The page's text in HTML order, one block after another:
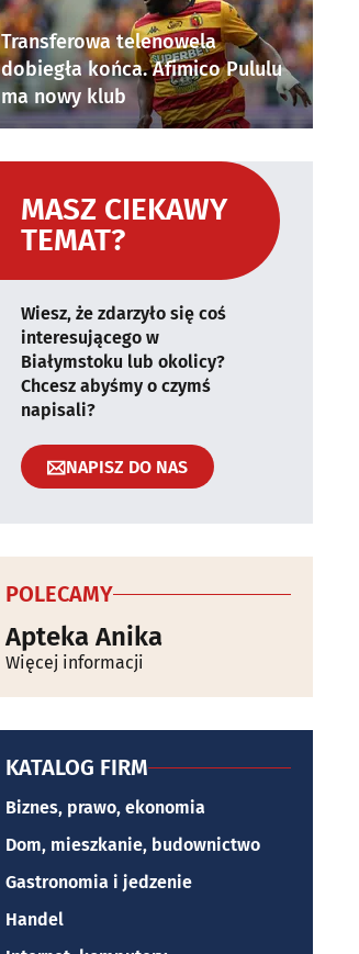
Transferowa telenowela
dobiegła końca. Afimico Pululu
ma nowy klub
MASZ CIEKAWY
TEMAT?
Wiesz, że zdarzyło się coś
interesującego w
Białymstoku lub okolicy?
Chcesz abyśmy o czymś
napisali?
NAPISZ DO NAS
POLECAMY
Apteka Anika
Więcej informacji
KATALOG FIRM
Biznes, prawo, ekonomia
Dom, mieszkanie, budownictwo
Gastronomia i jedzenie
Handel